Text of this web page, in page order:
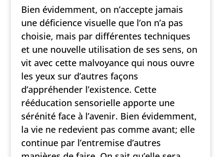
Bien évidemment, on n’accepte jamais
une déficience visuelle que l’on n’a pas
choisie, mais par différentes techniques
et une nouvelle utilisation de ses sens, on
vit avec cette malvoyance qui nous ouvre
les yeux sur d’autres façons
d’appréhender l’existence. Cette
rééducation sensorielle apporte une
sérénité face à l’avenir. Bien évidemment,
la vie ne redevient pas comme avant; elle
continue par l’entremise d’autres